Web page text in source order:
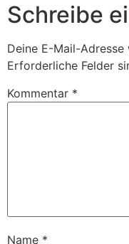
Schreibe
Deine E-Mail-
Erforderliche Felder
Kommentar *
Name *